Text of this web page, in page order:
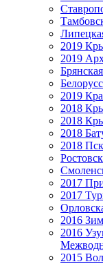
2019
2019
2019
2018
2018
2018
2018
2017
2017
2016
2016
2015